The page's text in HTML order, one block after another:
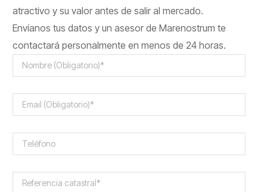
atractivo y su valor antes de salir al mercado.
Envíanos tus datos y un asesor de Marenostrum te
contactará personalmente en menos de 24 horas.